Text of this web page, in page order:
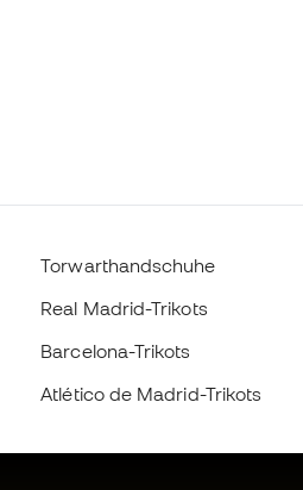
Torwarthandschuhe
Real Madrid-Trikots
Barcelona-Trikots
Atlético de Madrid-Trikots